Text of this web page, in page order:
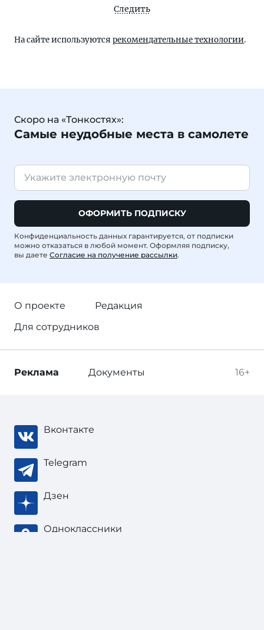
Следить
На сайте используются рекомендательные технологии.
Скоро на «Тонкостях»:
Самые неудобные места в самолете
ОФОРМИТЬ ПОДПИСКУ
Конфиденциальность данных гарантируется, от подписки
можно отказаться в любой момент. Оформляя подписку,
вы даете Согласие на получение рассылки.
О проекте
Редакция
Для сотрудников
16+
Реклама Документы
Вконтакте
Telegram
Дзен
Одноклассники